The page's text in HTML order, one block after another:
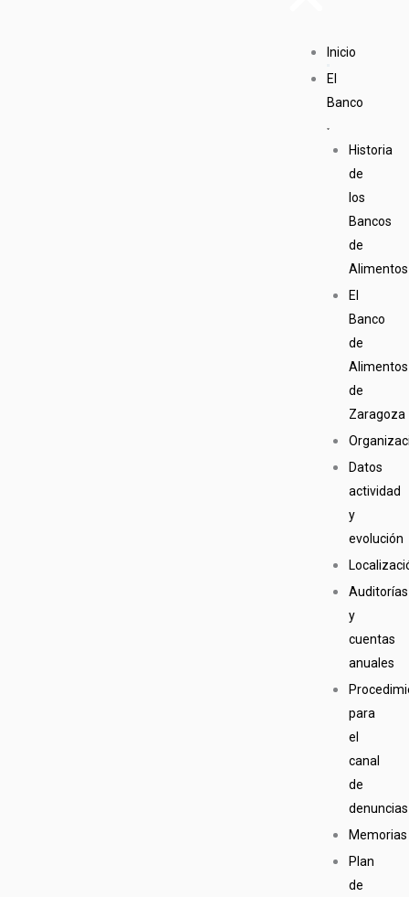
Inicio
El
Banco
Historia
de
los
Bancos
de
Alimentos
El
Banco
de
Alimentos
de
Zaragoza
Datos
actividad
y
evolución
Auditorías
y
cuentas
anuales
para
el
canal
de
denuncias
Memorias
Plan
de